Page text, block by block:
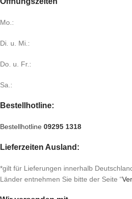
Mo.:
Di. u. Mi.:
Do. u. Fr.:
Sa.:
Bestellhotline:
Bestellhotline 09295 1318
Lieferzeiten Ausland:
*gilt für Lieferungen innerhalb
Länder entnehmen Sie bitte der Seite “